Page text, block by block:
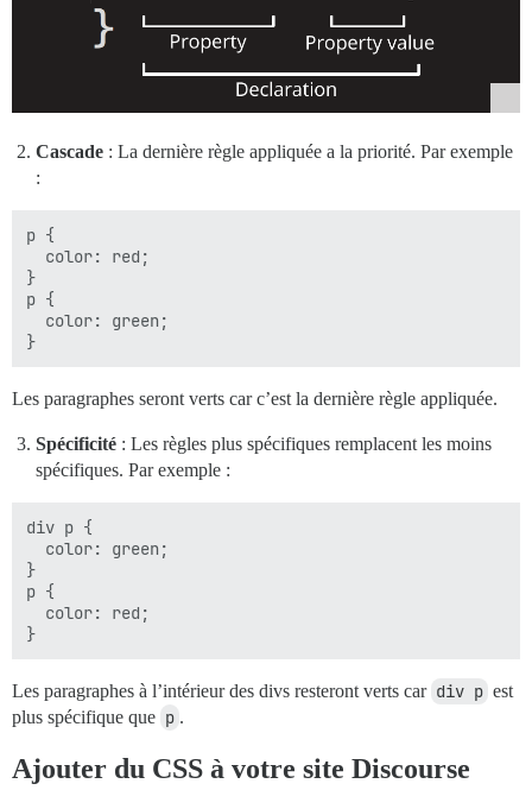
Cascade : La dernière règle appliquée a la priorité. Par exemple
:
p {
  color: red;
}
p {
  color: green;
Les paragraphes seront verts car c’est la dernière règle appliquée.
Spécificité : Les règles plus spécifiques remplacent les moins
spécifiques. Par exemple :
div p {
  color: green;
}
p {
  color: red;
Les paragraphes à l’intérieur des divs resteront verts car div p est
plus spécifique que p .
Ajouter du CSS à votre site Discourse